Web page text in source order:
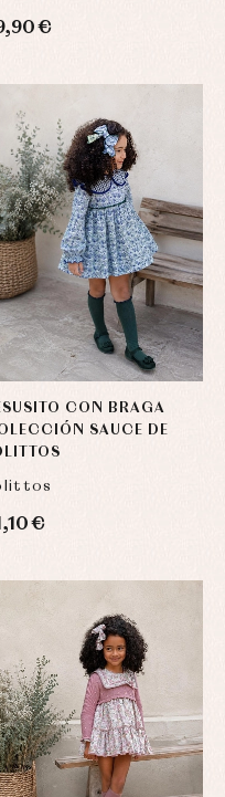
€
CON BRAGA
SAUCE DE
€